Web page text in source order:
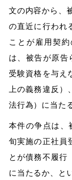
文の内容から、
の直近に行われ
ことが雇用契
は、被告が原告
受験資格を与え
上の義務違反
法行為）に当た
本件の争点は、
旬実施の正社員
とが債務不履行
に当たるか、と